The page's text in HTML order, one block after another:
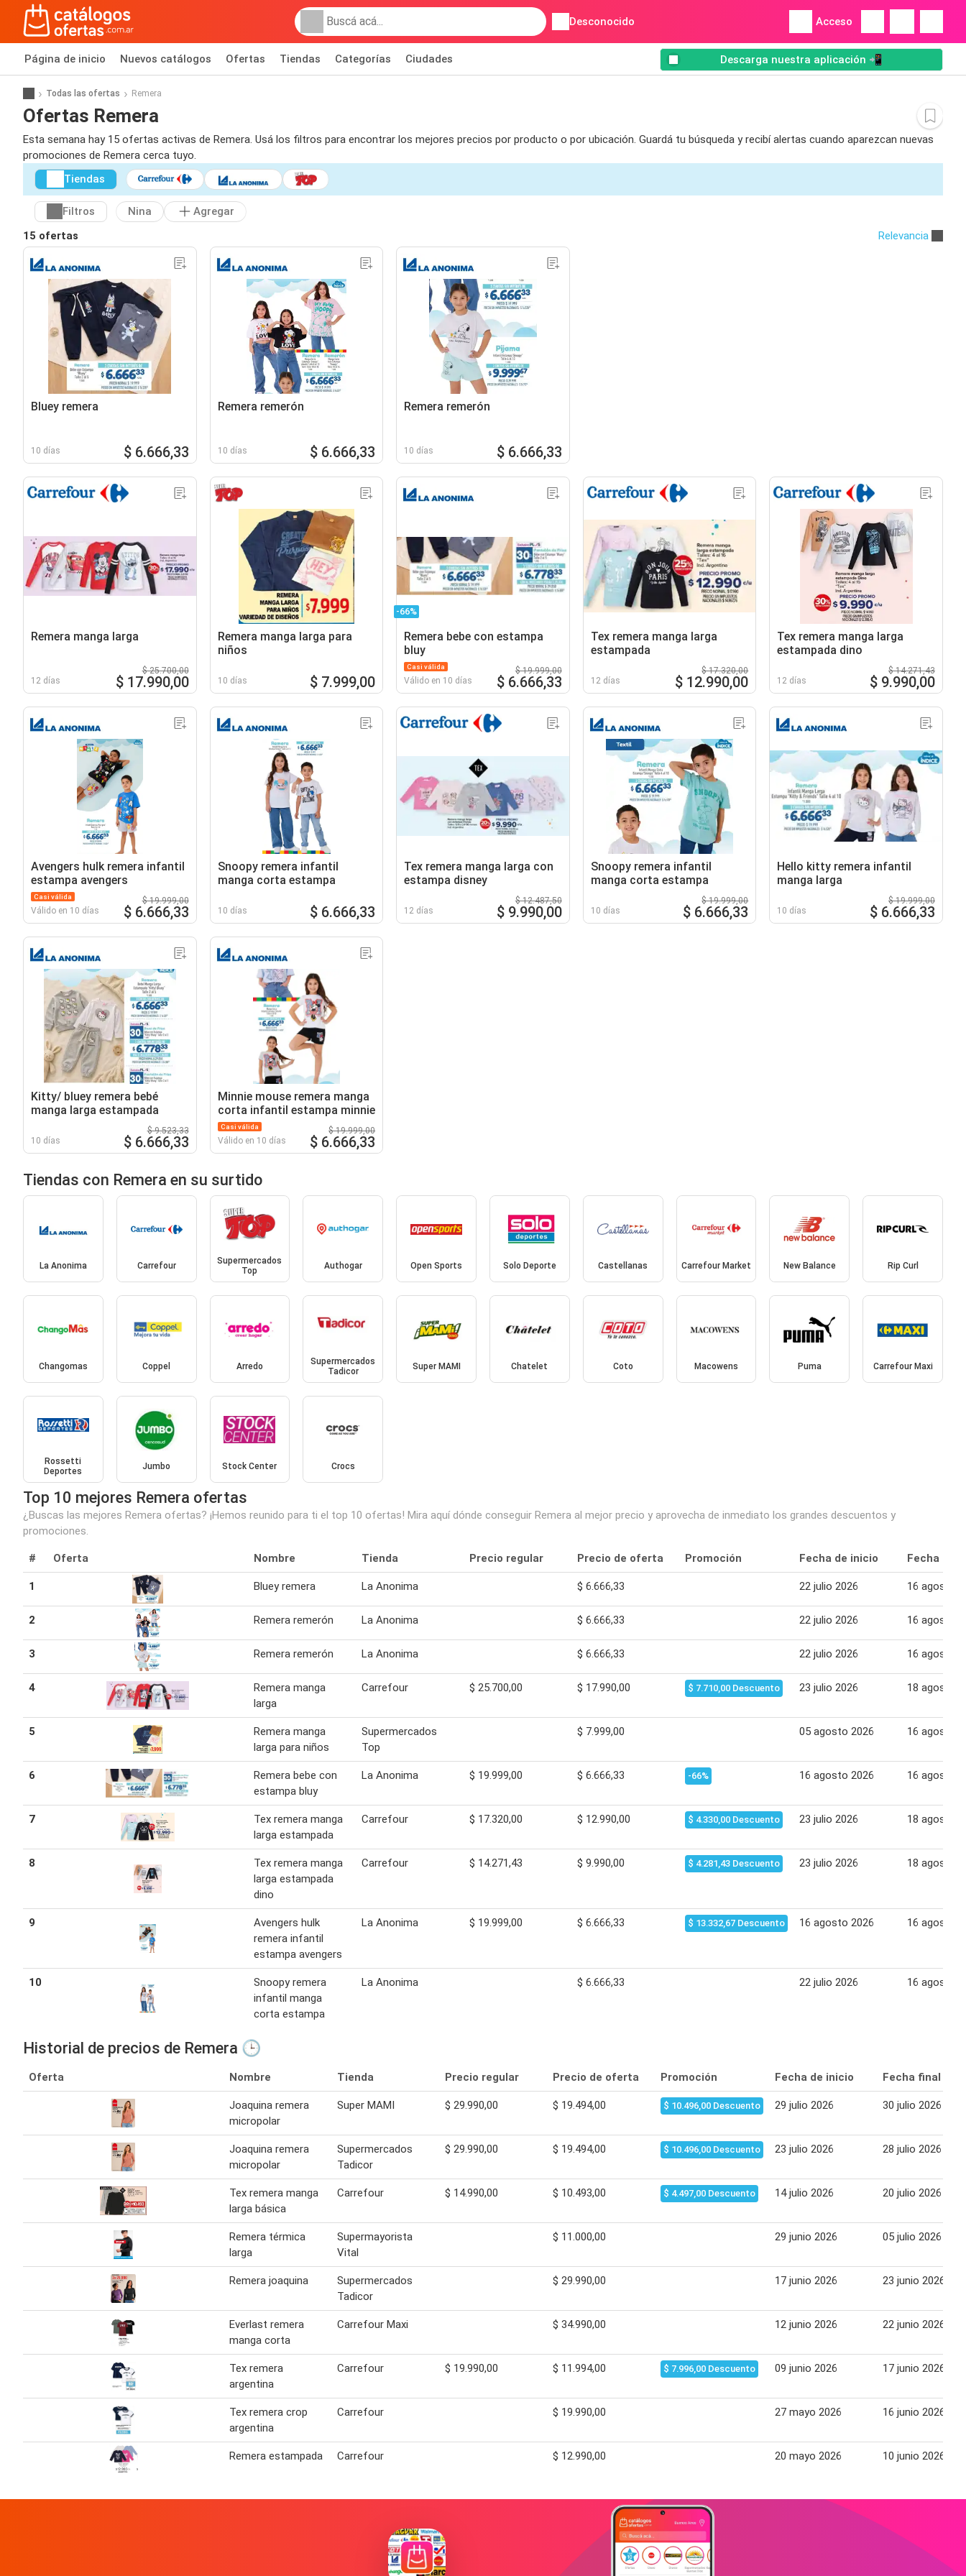
Desconocido Acceso
Página de inicio Nuevos catálogos Ofertas Tiendas Categorías Ciudades Descarga nuestra aplicación 📲
Todas las ofertas Remera
Ofertas Remera
Esta semana hay 15 ofertas activas de Remera. Usá los filtros para encontrar los mejores precios por producto o por ubicación. Guardá tu búsqueda y recibí alertas cuando aparezcan nuevas
promociones de Remera cerca tuyo.
Tiendas
Filtros Nina
Agregar
15 ofertas
Relevancia
Bluey remera
10 días $ 6.666,33
Remera remerón
10 días $ 6.666,33
Remera remerón
10 días $ 6.666,33
Remera manga larga
12 días
$ 25.700,00
$ 17.990,00
Remera manga larga para
niños
10 días $ 7.999,00
-66%
Remera bebe con estampa
bluy
Casi válida
Válido en 10 días
$ 19.999,00
$ 6.666,33
Tex remera manga larga
estampada
12 días
$ 17.320,00
$ 12.990,00
Tex remera manga larga
estampada dino
12 días
$ 14.271,43
$ 9.990,00
Avengers hulk remera infantil
estampa avengers
Casi válida
Válido en 10 días
$ 19.999,00
$ 6.666,33
Snoopy remera infantil
manga corta estampa
10 días $ 6.666,33
Tex remera manga larga con
estampa disney
12 días
$ 12.487,50
$ 9.990,00
Snoopy remera infantil
manga corta estampa
10 días
$ 19.999,00
$ 6.666,33
Hello kitty remera infantil
manga larga
10 días
$ 19.999,00
$ 6.666,33
Kitty/ bluey remera bebé
manga larga estampada
10 días
$ 9.523,33
$ 6.666,33
Minnie mouse remera manga
corta infantil estampa minnie
Casi válida
Válido en 10 días
$ 19.999,00
$ 6.666,33
Tiendas con Remera en su surtido
La Anonima Carrefour
Supermercados
Top
Authogar Open Sports Solo Deporte Castellanas Carrefour Market New Balance Rip Curl
Changomas Coppel Arredo
Supermercados
Tadicor
Super MAMI Chatelet Coto Macowens Puma Carrefour Maxi
Rossetti
Deportes
Jumbo Stock Center Crocs
Top 10 mejores Remera ofertas
¿Buscas las mejores Remera ofertas? ¡Hemos reunido para ti el top 10 ofertas! Mira aquí dónde conseguir Remera al mejor precio y aprovecha de inmediato los grandes descuentos y
promociones.
# Oferta Nombre Tienda Precio regular Precio de oferta Promoción Fecha de inicio Fecha final
1 Bluey remera La Anonima $ 6.666,33 22 julio 2026 16 agosto
2 Remera remerón La Anonima $ 6.666,33 22 julio 2026 16 agosto
3 Remera remerón La Anonima $ 6.666,33 22 julio 2026 16 agosto
4
Remera manga
larga
Carrefour $ 25.700,00 $ 17.990,00 $ 7.710,00 Descuento 23 julio 2026 18 agosto
5
Remera manga
larga para niños
Supermercados
Top
$ 7.999,00 05 agosto 2026 16 agosto
6
Remera bebe con
estampa bluy
La Anonima $ 19.999,00 $ 6.666,33 -66% 16 agosto 2026 16 agosto
7
Tex remera manga
larga estampada
Carrefour $ 17.320,00 $ 12.990,00 $ 4.330,00 Descuento 23 julio 2026 18 agosto
8
Tex remera manga
larga estampada
dino
Carrefour $ 14.271,43 $ 9.990,00 $ 4.281,43 Descuento 23 julio 2026 18 agosto
9
Avengers hulk
remera infantil
estampa avengers
La Anonima $ 19.999,00 $ 6.666,33 $ 13.332,67 Descuento 16 agosto 2026 16 agosto
10
Snoopy remera
infantil manga
corta estampa
La Anonima $ 6.666,33 22 julio 2026 16 agosto
Historial de precios de Remera 🕒
Oferta Nombre Tienda Precio regular Precio de oferta Promoción Fecha de inicio Fecha final
Joaquina remera
micropolar
Super MAMI $ 29.990,00 $ 19.494,00 $ 10.496,00 Descuento 29 julio 2026 30 julio 2026
Joaquina remera
micropolar
Supermercados
Tadicor
$ 29.990,00 $ 19.494,00 $ 10.496,00 Descuento 23 julio 2026 28 julio 2026
Tex remera manga
larga básica
Carrefour $ 14.990,00 $ 10.493,00 $ 4.497,00 Descuento 14 julio 2026 20 julio 2026
Remera térmica
larga
Supermayorista
Vital
$ 11.000,00 29 junio 2026 05 julio 2026
Remera joaquina
Supermercados
Tadicor
$ 29.990,00 17 junio 2026 23 junio 2026
Everlast remera
manga corta
Carrefour Maxi $ 34.990,00 12 junio 2026 22 junio 2026
Tex remera
argentina
Carrefour $ 19.990,00 $ 11.994,00 $ 7.996,00 Descuento 09 junio 2026 17 junio 2026
Tex remera crop
argentina
Carrefour $ 19.990,00 27 mayo 2026 16 junio 2026
Remera estampada Carrefour $ 12.990,00 20 mayo 2026 10 junio 2026